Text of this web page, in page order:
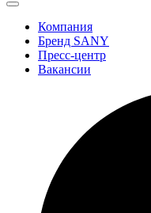
Компания
Бренд SANY
Пресс-центр
Вакансии